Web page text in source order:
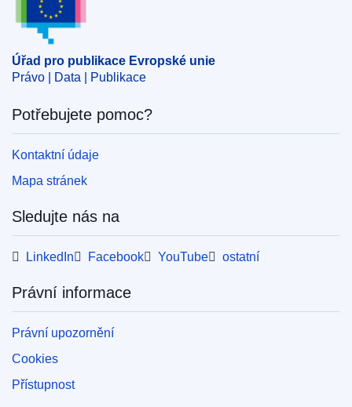
,
sídlo
CELEX : 62024CN0234
ELI : C/2024/4308/oj
IMMC : DDP-C-0234-2024
pdfa2a
Úřad pro publikace Evropské unie
Právo | Data | Publikace
Potřebujete pomoc?
Kontaktní údaje
Mapa stránek
Sledujte nás na
LinkedIn Facebook YouTube ostatní
Právní informace
Právní upozornění
Cookies
Přístupnost